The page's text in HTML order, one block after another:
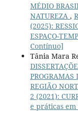
MÉDIO
NATUREZA ,
(2025):
ESPAÇO-
Contínuo]
Tânia Mara
PROGRAMAS
REGIÃO
2 (2021):
e práticas